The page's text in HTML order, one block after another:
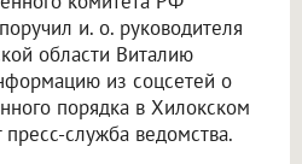
поручил и. о. руководителя
области Виталию
из соцсетей о
порядка в Хилокском
служба ведомства.